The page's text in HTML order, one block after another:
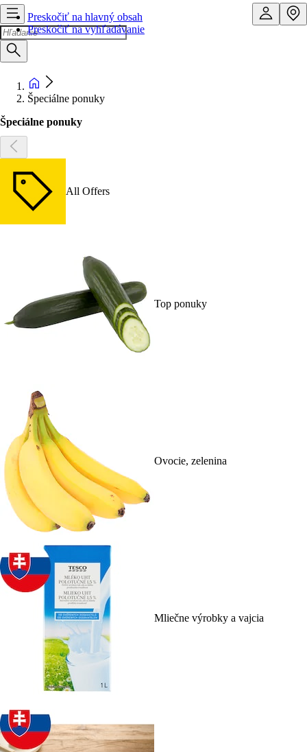
Preskočiť na hlavný obsah
Preskočiť na vyhľadávanie
Špeciálne ponuky
Špeciálne ponuky
All Offers
Top ponuky
Ovocie, zelenina
Mliečne výrobky a vajcia